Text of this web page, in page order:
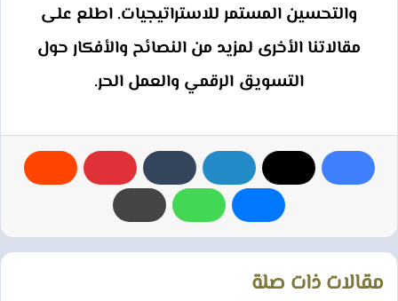
والتحسين المستمر للاستراتيجيات. اطلع على
مقالاتنا الأخرى لمزيد من النصائح والأفكار حول
التسويق الرقمي والعمل الحر.
مقالات ذات صلة